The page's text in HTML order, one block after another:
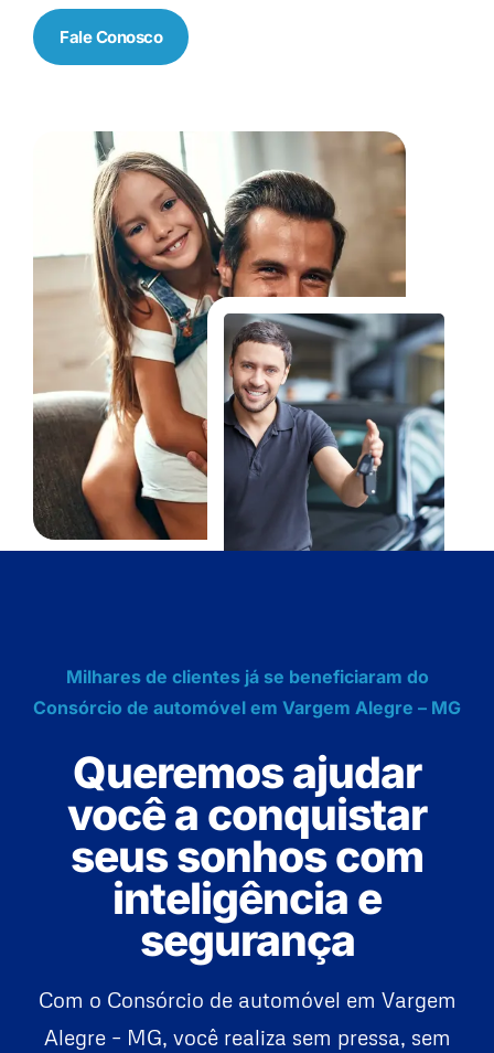
Fale Conosco
Milhares de clientes já se beneficiaram do
Consórcio de automóvel em Vargem Alegre – MG
Queremos ajudar
você a conquistar
seus sonhos com
inteligência e
segurança
Com o Consórcio de automóvel em Vargem
Alegre – MG, você realiza sem pressa, sem